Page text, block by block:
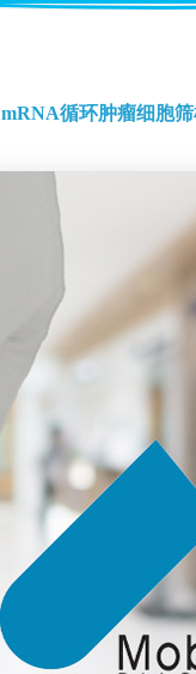
mRNA循环肿瘤细胞